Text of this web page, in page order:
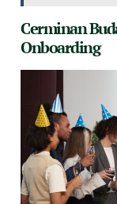
Cerminan
Onboarding